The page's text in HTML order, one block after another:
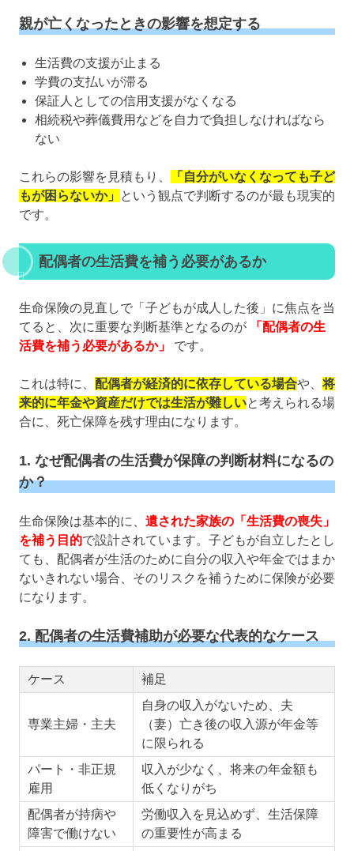
親が亡くなったときの影響を想定する
生活費の支援が止まる
学費の支払いが滞る
保証人としての信用支援がなくなる
相続税や葬儀費用などを自力で負担しなければなら
ない
これらの影響を見積もり、
「自分がいなくなっても子ど
もが困らないか」
という観点で判断するのが最も現実的
です。
配偶者の生活費を補う必要があるか
生命保険の見直しで「子どもが成人した後」に焦点を当
てると、次に重要な判断基準となるのが
「配偶者の生
活費を補う必要があるか」
です。
これは特に、 配偶者が経済的に依存している場合や、将
来的に年金や資産だけでは生活が難しいと考えられる場
合に、死亡保障を残す理由になります。
1. なぜ配偶者の生活費が保障の判断材料になるの
か？
生命保険は基本的に、 遺された家族の「生活費の喪失」
を補う目的で設計されています。子どもが自立したとし
ても、配偶者が生活のために自分の収入や年金ではまか
ないきれない場合、そのリスクを補うために保険が必要
になります。
2. 配偶者の生活費補助が必要な代表的なケース
ケース 補足
専業主婦・主夫
自身の収入がないため、夫
（妻）亡き後の収入源が年金等
に限られる
パート・非正規
雇用
収入が少なく、将来の年金額も
低くなりがち
配偶者が持病や
障害で働けない
労働収入を見込めず、生活保障
の重要性が高まる